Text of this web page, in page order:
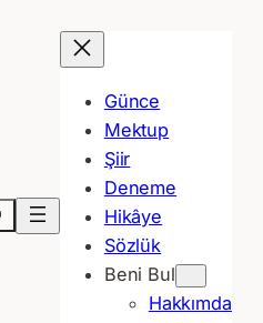
Günce
Mektup
Şiir
Deneme
Hikâye
Sözlük
Beni Bul
Hakkımda